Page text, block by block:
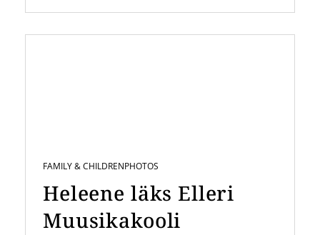
FAMILY & CHILDRENPHOTOS
Heleene läks Elleri
Muusikakooli